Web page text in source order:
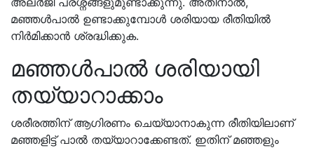
മഞ്ഞള്‍പാല്‍ ഉണ്ടാക്കുമ്പോൾ ശരിയായ രീതിയില്‍
നിർമിക്കാൻ ശ്രദ്ധിക്കുക.
മഞ്ഞൾപാൽ ശരിയായി
തയ്യാറാക്കാം
ശരീരത്തിന് ആഗിരണം ചെയ്യാനാകുന്ന രീതിയിലാണ്
മഞ്ഞളിട്ട് പാൽ തയ്യാറാക്കേണ്ടത്. ഇതിന് മഞ്ഞളും